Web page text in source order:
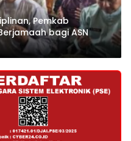
Pemkab
bagi ASN